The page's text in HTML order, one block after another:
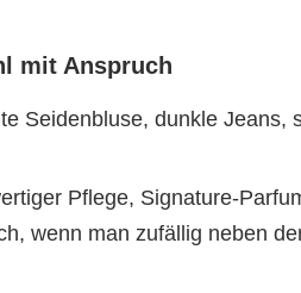
mit Anspruch
Seidenbluse, dunkle Jeans,
Pflege, Signature-
wenn man zufällig neben